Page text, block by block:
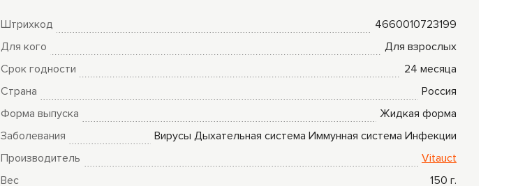
Штрихкод
4660010723199
Для кого
Для взрослых
Срок годности
24 месяца
Страна
Россия
Форма выпуска
Жидкая форма
Заболевания
Вирусы Дыхательная система Иммунная система Инфекции
Производитель
Vitauct
Вес
150 г.